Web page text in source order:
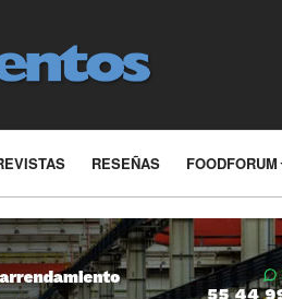
RESEÑAS FOODFORUM